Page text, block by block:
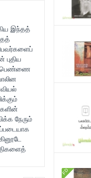
இந்தத்
பெண்ணை
நேரும்
FD